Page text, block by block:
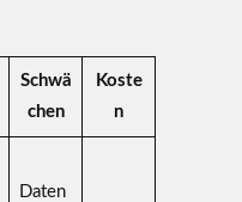
Schwä
chen
Koste
n
Daten